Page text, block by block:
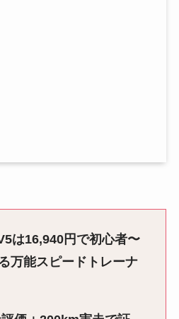
は16,940円で初心者〜
万能スピードトレーナ